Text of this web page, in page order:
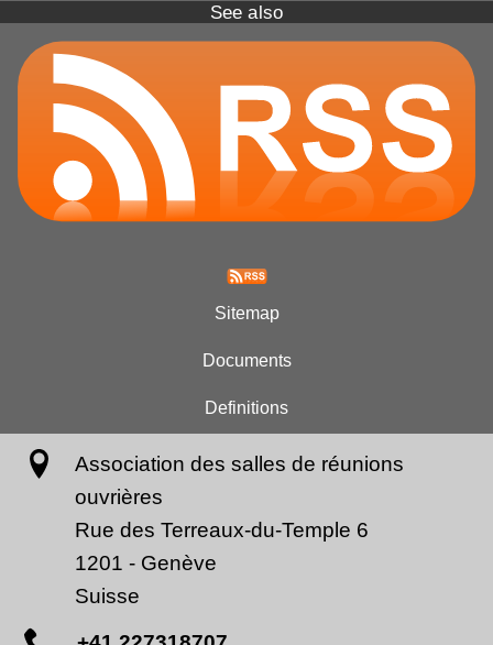
See also
Sitemap
Documents
Definitions
Association des salles de réunions
ouvrières
Rue des Terreaux-du-Temple 6
1201 - Genève
Suisse